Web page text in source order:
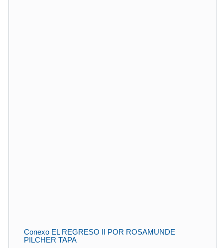
Conexo EL REGRESO II POR ROSAMUNDE
PILCHER TAPA